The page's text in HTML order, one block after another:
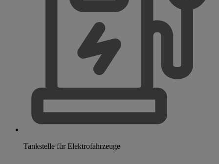
Tankstelle für Elektrofahrzeuge